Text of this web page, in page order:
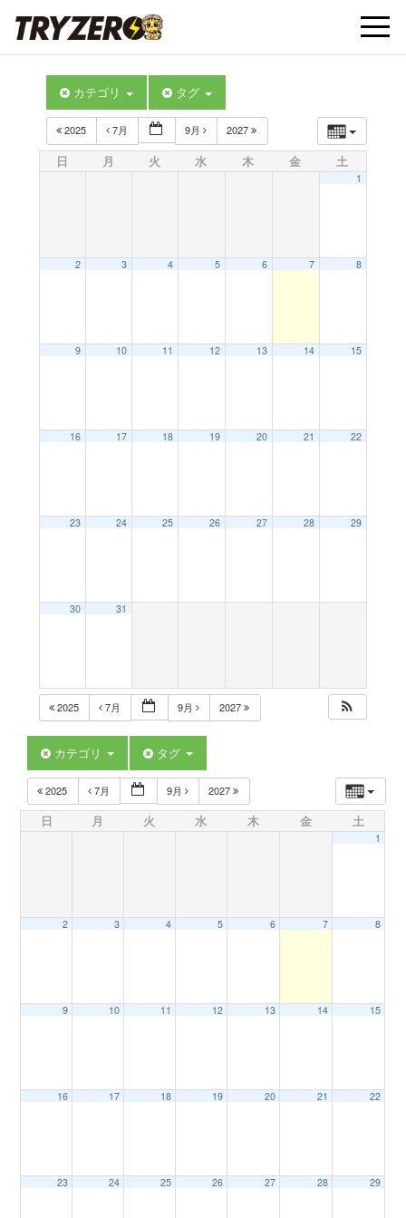
t
o
カテゴリ タグ
2025 7月 9月 2027
日 月 火 水 木 金 土
1
2 3 4 5 6 7 8
9 10 11 12 13 14 15
16 17 18 19 20 21 22
23 24 25 26 27 28 29
30 31
2025 7月 9月 2027
カテゴリ タグ
2025 7月 9月 2027
日 月 火 水 木 金 土
1
2 3 4 5 6 7 8
9 10 11 12 13 14 15
16 17 18 19 20 21 22
23 24 25 26 27 28 29